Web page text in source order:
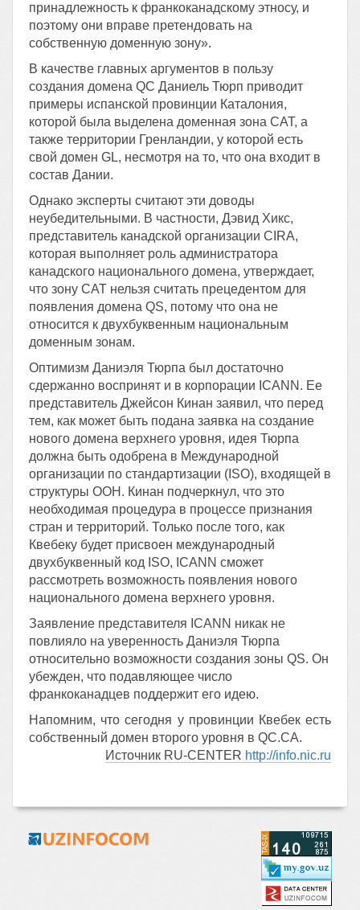
принадлежность к франкоканадскому этносу, и
поэтому они вправе претендовать на
собственную доменную зону».
В качестве главных аргументов в пользу
создания домена QC Даниель Тюрп приводит
примеры испанской провинции Каталония,
которой была выделена доменная зона CAT, а
также территории Гренландии, у которой есть
свой домен GL, несмотря на то, что она входит в
состав Дании.
Однако эксперты считают эти доводы
неубедительными. В частности, Дэвид Хикс,
представитель канадской организации CIRA,
которая выполняет роль администратора
канадского национального домена, утверждает,
что зону CAT нельзя считать прецедентом для
появления домена QS, потому что она не
относится к двухбуквенным национальным
доменным зонам.
Оптимизм Даниэля Тюрпа был достаточно
сдержанно воспринят и в корпорации ICANN. Ее
представитель Джейсон Кинан заявил, что перед
тем, как может быть подана заявка на создание
нового домена верхнего уровня, идея Тюрпа
должна быть одобрена в Международной
организации по стандартизации (ISO), входящей в
структуры ООН. Кинан подчеркнул, что это
необходимая процедура в процессе признания
стран и территорий. Только после того, как
Квебеку будет присвоен международный
двухбуквенный код ISO, ICANN сможет
рассмотреть возможность появления нового
национального домена верхнего уровня.
Заявление представителя ICANN никак не
повлияло на уверенность Даниэля Тюрпа
относительно возможности создания зоны QS. Он
убежден, что подавляющее число
франкоканадцев поддержит его идею.
Напомним, что сегодня у провинции Квебек есть
собственный домен второго уровня в QС.CA.
Источник RU-CENTER http://info.nic.ru